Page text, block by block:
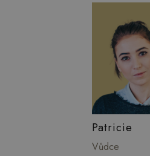
Patricie
Vůdce